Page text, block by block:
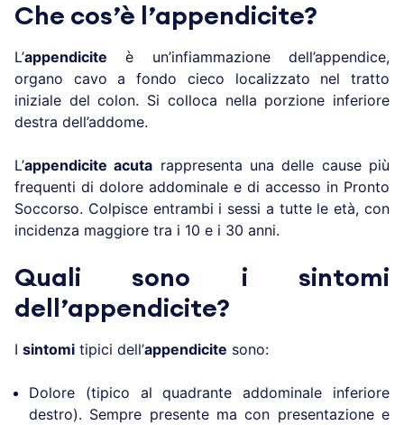
Che cos’è l’appendicite?
L’appendicite è un’infiammazione dell’appendice,
organo cavo a fondo cieco localizzato nel tratto
iniziale del colon. Si colloca nella porzione inferiore
destra dell’addome.
L’appendicite acuta rappresenta una delle cause più
frequenti di dolore addominale e di accesso in Pronto
Soccorso. Colpisce entrambi i sessi a tutte le età, con
incidenza maggiore tra i 10 e i 30 anni.
Quali sono i sintomi
dell’appendicite?
I sintomi tipici dell’appendicite sono:
Dolore (tipico al quadrante addominale inferiore
destro). Sempre presente ma con presentazione e